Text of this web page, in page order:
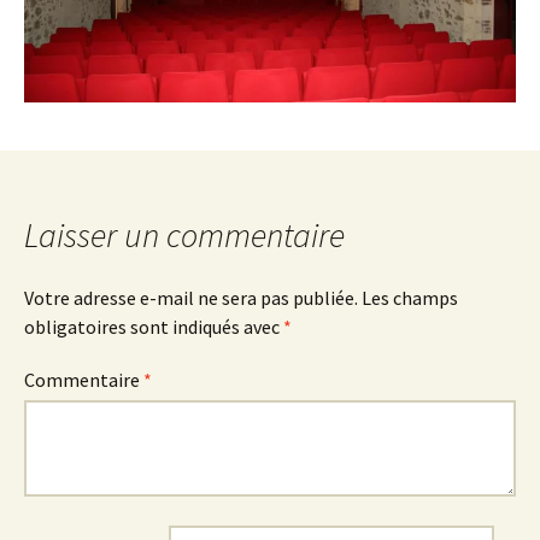
Laisser un commentaire
Votre adresse e-mail ne sera pas publiée. Les champs
obligatoires sont indiqués avec *
Commentaire *